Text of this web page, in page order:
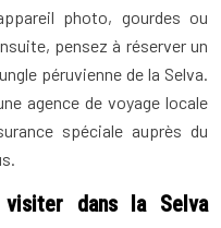
photo, gourdes ou
pensez à réserver un
péruvienne de la Selva.
agence de voyage locale
spéciale auprès du
dans la Selva